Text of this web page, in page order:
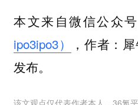
本文来自微信公众号
ipo3ipo3）
，作者：
发布。